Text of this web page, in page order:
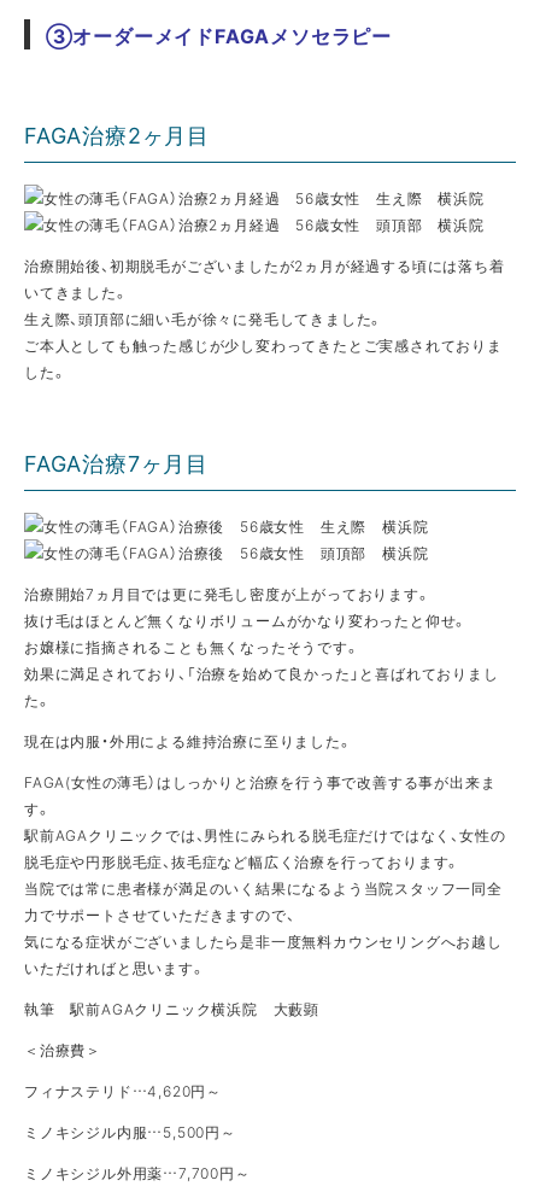
③オーダーメイドFAGAメソセラピー
FAGA治療2ヶ月目
治療開始後、初期脱毛がございましたが2ヵ月が経過する頃には落ち着
いてきました。
生え際、頭頂部に細い毛が徐々に発毛してきました。
ご本人としても触った感じが少し変わってきたとご実感されておりま
した。
FAGA治療7ヶ月目
治療開始7ヵ月目では更に発毛し密度が上がっております。
抜け毛はほとんど無くなりボリュームがかなり変わったと仰せ。
お嬢様に指摘されることも無くなったそうです。
効果に満足されており、「治療を始めて良かった」と喜ばれておりまし
た。
現在は内服・外用による維持治療に至りました。
FAGA(女性の薄毛）はしっかりと治療を行う事で改善する事が出来ま
す。
駅前AGAクリニックでは、男性にみられる脱毛症だけではなく、女性の
脱毛症や円形脱毛症、抜毛症など幅広く治療を行っております。
当院では常に患者様が満足のいく結果になるよう当院スタッフ一同全
力でサポートさせていただきますので、
気になる症状がございましたら是非一度無料カウンセリングへお越し
いただければと思います。
執筆 駅前AGAクリニック横浜院 大藪顕
＜治療費＞
フィナステリド…4,620円～
ミノキシジル内服…5,500円～
ミノキシジル外用薬…7,700円～